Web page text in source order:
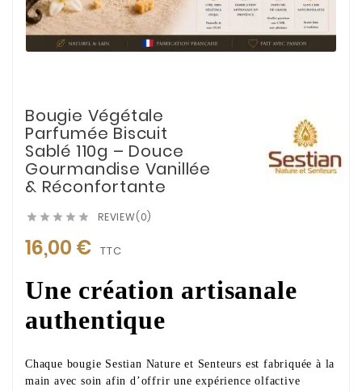
Bougie Végétale
Parfumée Biscuit
Sablé 110g – Douce
Gourmandise Vanillée
& Réconfortante
     REVIEW(0)
16,00 € TTC
Une création artisanale
authentique
Chaque bougie Sestian Nature et Senteurs est fabriquée à la
main avec soin afin d’offrir une expérience olfactive